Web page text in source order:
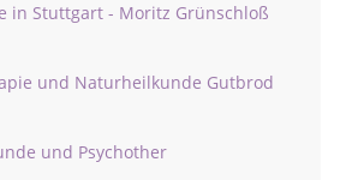
in Stuttgart - Moritz Grünschloß
und Naturheilkunde Gutbrod
und Psychother